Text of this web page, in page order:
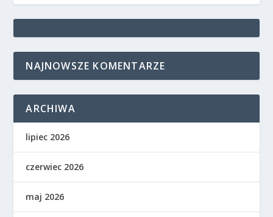
NAJNOWSZE KOMENTARZE
ARCHIWA
lipiec 2026
czerwiec 2026
maj 2026